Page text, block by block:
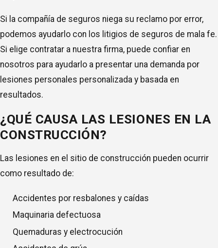
Si la compañía de seguros niega su reclamo por error,
podemos ayudarlo con los litigios de seguros de mala fe.
Si elige contratar a nuestra firma, puede confiar en
nosotros para ayudarlo a presentar una demanda por
lesiones personales personalizada y basada en
resultados.
¿QUÉ CAUSA LAS LESIONES EN LA
CONSTRUCCIÓN?
Las lesiones en el sitio de construcción pueden ocurrir
como resultado de:
Accidentes por resbalones y caídas
Maquinaria defectuosa
Quemaduras y electrocución